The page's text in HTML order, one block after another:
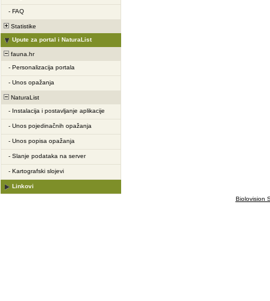
- FAQ
Statistike
Upute za portal i NaturaList
fauna.hr
- Personalizacija portala
- Unos opažanja
NaturaList
- Instalacija i postavljanje aplikacije
- Unos pojedinačnih opažanja
- Unos popisa opažanja
- Slanje podataka na server
- Kartografski slojevi
Linkovi
Biolovision